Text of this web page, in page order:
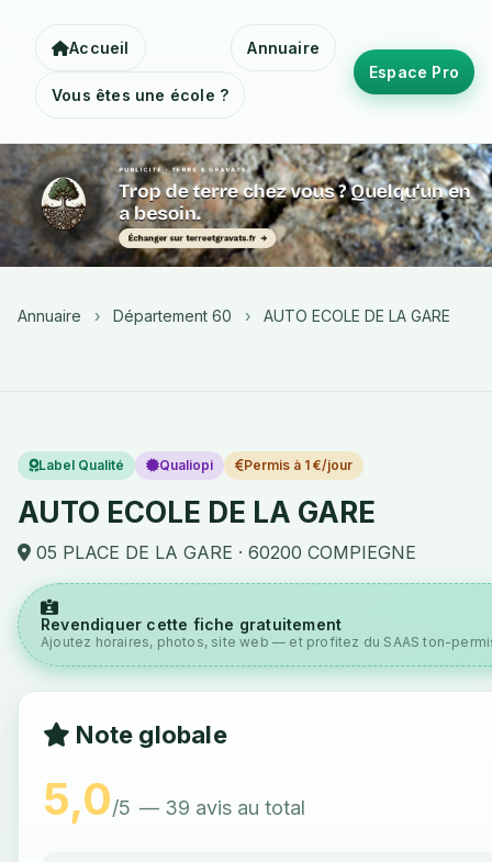
Accueil Annuaire
Vous êtes une école ?
Espace Pro
Annuaire › Département 60 › AUTO ECOLE DE LA GARE
Label Qualité Qualiopi Permis à 1 €/jour
AUTO ECOLE DE LA GARE
05 PLACE DE LA GARE · 60200 COMPIEGNE
Revendiquer cette fiche gratuitement
Ajoutez horaires, photos, site web — et profitez du SAAS ton-
Note globale
5,0/5 — 39 avis au total